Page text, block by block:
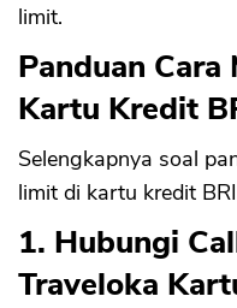
limit.
Panduan
Kartu Kredit
Selengkapnya soal
limit di kartu kredit
1. Hubungi
Traveloka